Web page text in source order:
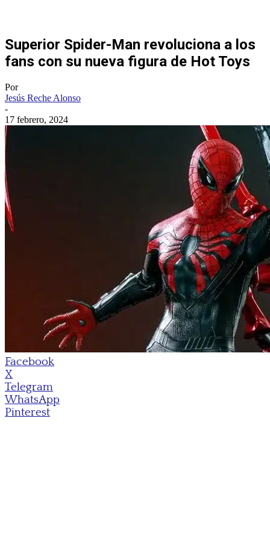
Superior Spider-Man revoluciona a los
fans con su nueva figura de Hot Toys
Por
Jesús Reche Alonso
-
17 febrero, 2024
Facebook
X
Telegram
WhatsApp
Pinterest